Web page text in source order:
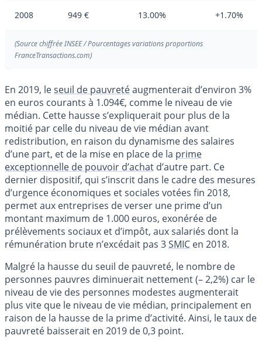
2008 949 € 13.00% +1.70%
(Source chiffrée INSEE / Pourcentages variations proportions
FranceTransactions.com)
En 2019, leseuil de pauvretéaugmenterait d’environ 3%
en euros courants à 1.094€, comme le niveau de vie
médian. Cette hausse s’expliquerait pour plus de la
moitié par celle du niveau de vie médian avant
redistribution, en raison du dynamisme des salaires
d’une part, et de la mise en place de la prime
exceptionnelle de pouvoir d’achat d’autre part. Ce
dernier dispositif, qui s’inscrit dans le cadre des mesures
d’urgence économiques et sociales votées fin 2018,
permet aux entreprises de verser une prime d’un
montant maximum de 1.000 euros, exonérée de
prélèvements sociaux et d’impôt, aux salariés dont la
rémunération brute n’excédait pas 3SMIC en 2018.
Malgré la hausse du seuil de pauvreté, le nombre de
personnes pauvres diminuerait nettement (– 2,2%) car le
niveau de vie des personnes modestes augmenterait
plus vite que le niveau de vie médian, principalement en
raison de la hausse de la prime d’activité. Ainsi, le taux de
pauvreté baisserait en 2019 de 0,3 point.